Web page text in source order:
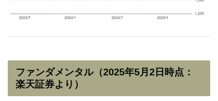
ファンダメンタル（2025年5月2日時点：
楽天証券より）